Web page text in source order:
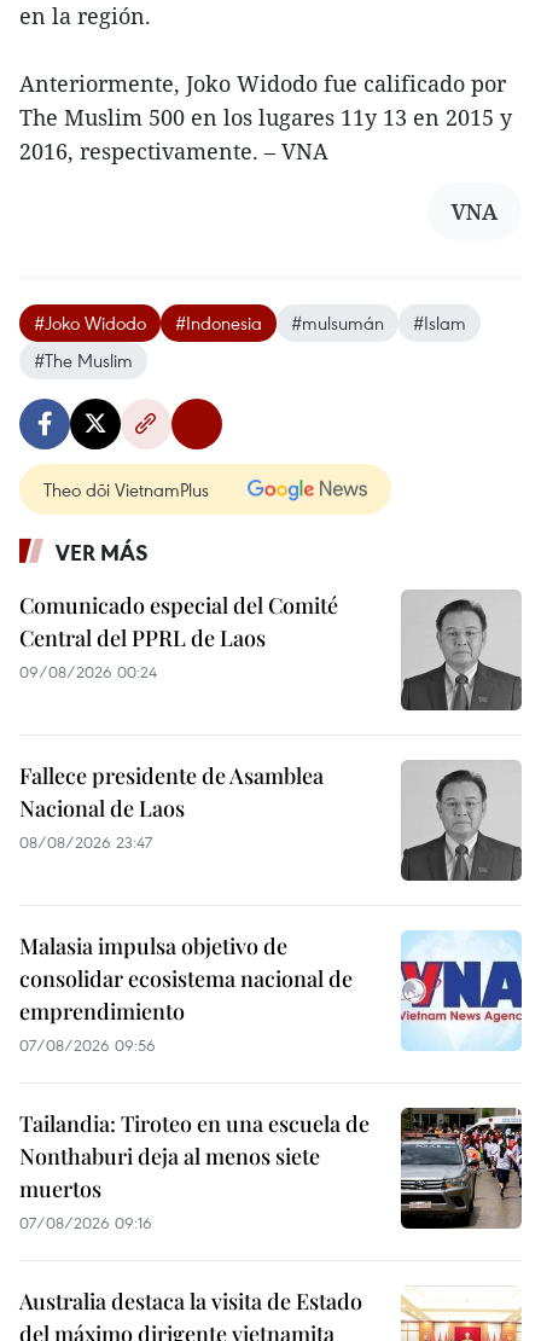
en la región.
Anteriormente, Joko Widodo fue calificado por
The Muslim 500 en los lugares 11y 13 en 2015 y
2016, respectivamente. – VNA
VNA
#Joko Widodo #Indonesia #mulsumán
#Islam
#The Muslim
Theo dõi VietnamPlus
VER MÁS
Comunicado especial del Comité
Central del PPRL de Laos
09/08/2026 00:24
Fallece presidente de Asamblea
Nacional de Laos
08/08/2026 23:47
Malasia impulsa objetivo de
consolidar ecosistema nacional de
emprendimiento
07/08/2026 09:56
Tailandia: Tiroteo en una escuela de
Nonthaburi deja al menos siete
muertos
07/08/2026 09:16
Australia destaca la visita de Estado
del máximo dirigente vietnamita